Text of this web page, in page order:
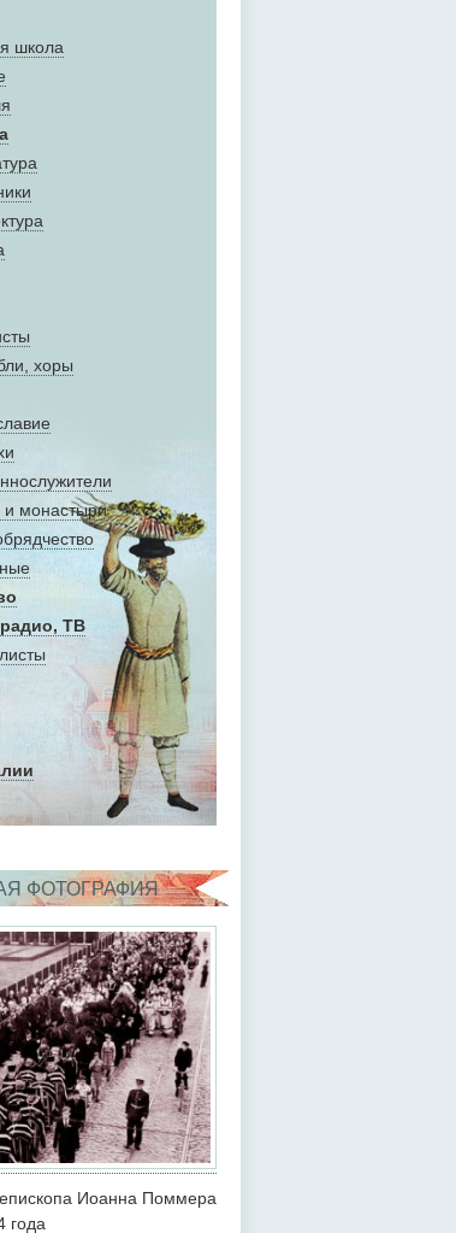
школа
хоры
монастыри
ТВ
ФОТОГРАФИЯ
Иоанна Поммера
года